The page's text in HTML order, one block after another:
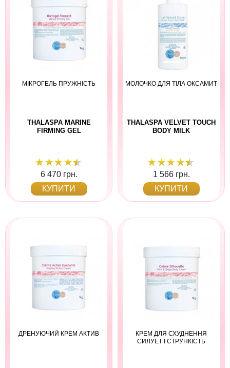
МІКРОГЕЛЬ ПРУЖНІСТЬ
THALASPA MARINE
FIRMING GEL
6 470 грн.
КУПИТИ
МОЛОЧКО ДЛЯ ТІЛА ОКСАМИТ
THALASPA VELVET TOUCH
BODY MILK
1 566 грн.
КУПИТИ
ДРЕНУЮЧИЙ КРЕМ АКТИВ
КРЕМ ДЛЯ СХУДНЕННЯ
СИЛУЕТ І СТРУНКІСТЬ